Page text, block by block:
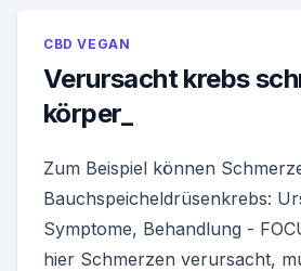
CBD VEGAN
Verursacht krebs
körper_
Zum Beispiel können
Bauchspeicheldrüsenkrebs:
Symptome, Behandlung -
hier Schmerzen verursacht,